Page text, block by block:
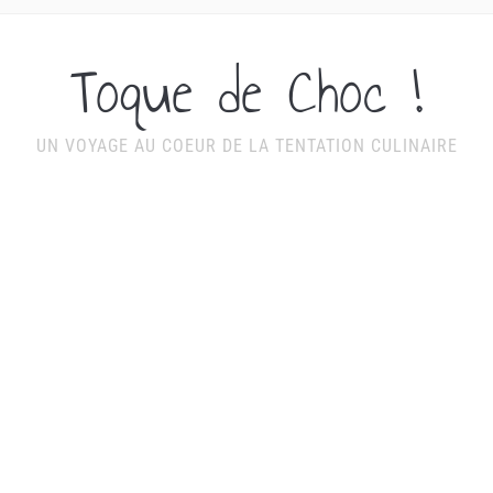
Toque de Choc !
UN VOYAGE AU COEUR DE LA TENTATION CULINAIRE